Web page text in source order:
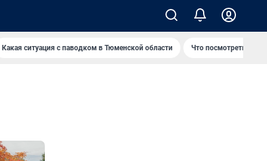
Какая ситуация с паводком в Тюменской области Что посмотреть во